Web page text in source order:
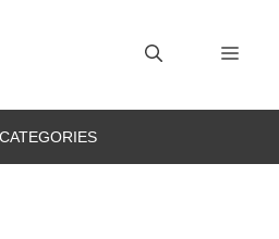
CATEGORIES